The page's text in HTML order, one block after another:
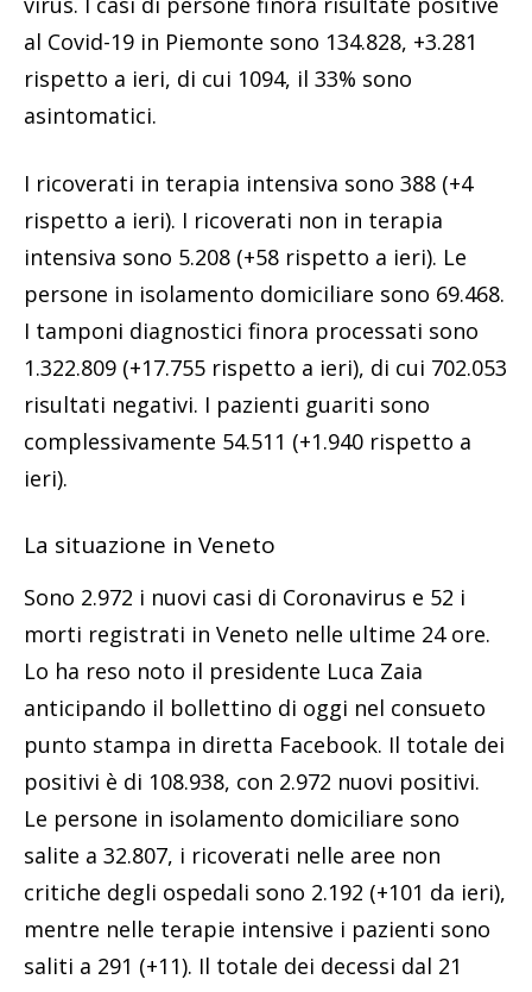
al Covid-19 in Piemonte sono 134.828, +3.281
rispetto a ieri, di cui 1094, il 33% sono
asintomatici.
I ricoverati in terapia intensiva sono 388 (+4
rispetto a ieri). I ricoverati non in terapia
intensiva sono 5.208 (+58 rispetto a ieri). Le
persone in isolamento domiciliare sono 69.468.
I tamponi diagnostici finora processati sono
1.322.809 (+17.755 rispetto a ieri), di cui 702.053
risultati negativi. I pazienti guariti sono
complessivamente 54.511 (+1.940 rispetto a
ieri).
La situazione in Veneto
Sono 2.972 i nuovi casi di Coronavirus e 52 i
morti registrati in Veneto nelle ultime 24 ore.
Lo ha reso noto il presidente Luca Zaia
anticipando il bollettino di oggi nel consueto
punto stampa in diretta Facebook. Il totale dei
positivi è di 108.938, con 2.972 nuovi positivi.
Le persone in isolamento domiciliare sono
salite a 32.807, i ricoverati nelle aree non
critiche degli ospedali sono 2.192 (+101 da ieri),
mentre nelle terapie intensive i pazienti sono
saliti a 291 (+11). Il totale dei decessi dal 21